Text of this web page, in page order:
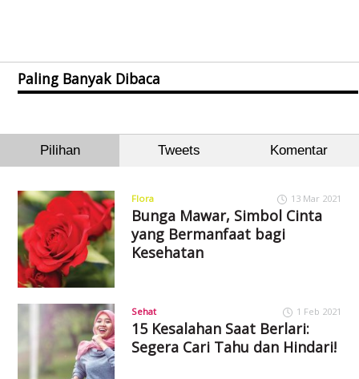
Paling Banyak Dibaca
Pilihan Tweets Komentar
Flora 13 Mar 2021
Bunga Mawar, Simbol Cinta
yang Bermanfaat bagi
Kesehatan
Sehat 1 Feb 2021
15 Kesalahan Saat Berlari:
Segera Cari Tahu dan Hindari!